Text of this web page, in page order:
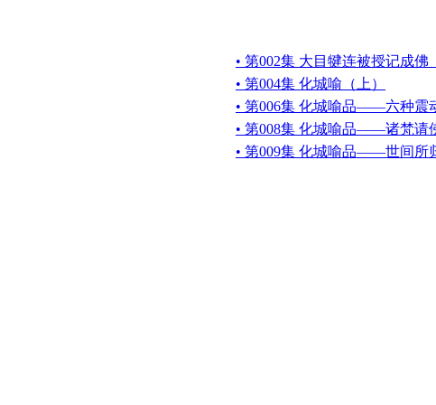
• 第002集 大目犍连被授记成佛
• 第004集 化城喻（上）
• 第006集 化城喻品——六种震
• 第008集 化城喻品——诸梵请
• 第009集 化城喻品——世间所